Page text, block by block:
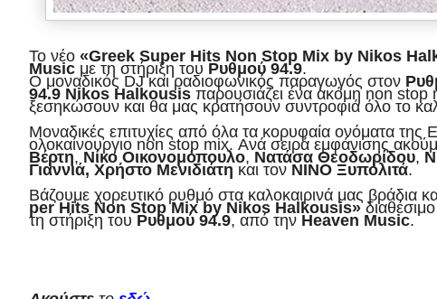
Το νέο «Greek Super Hits Non Stop Mix by Nikos
Music με τη στήριξη του Ρυθμού 94.9.
Ο μοναδικός DJ και ραδιοφωνικός παραγωγός στον
94.9 Nikos Halkousis παρουσιάζει ένα ακόμη non stop
ξεσηκώσουν και θα μας κρατήσουν συντροφιά όλο το
Μοναδικές επιτυχίες από όλα τα κορυφαία ονόματα της
ολοκαίνουργιο non stop mix. Ανά σειρά εμφάνισης
Βέρτη, Νίκο Οικονομόπουλο, Νατάσα Θεοδωρίδου,
Γιαννιά, Χρήστο Μενιδιάτη και τον ΝΙΝΟ Ξυπολιτά.
Βάζουμε χορευτικό ρυθμό στα καλοκαιρινά μας βράδια
per Hits Non Stop Mix by Nikos Halkousis»διαθέσιμο
τη στήριξη του Ρυθμού 94.9, από την Heaven Music.